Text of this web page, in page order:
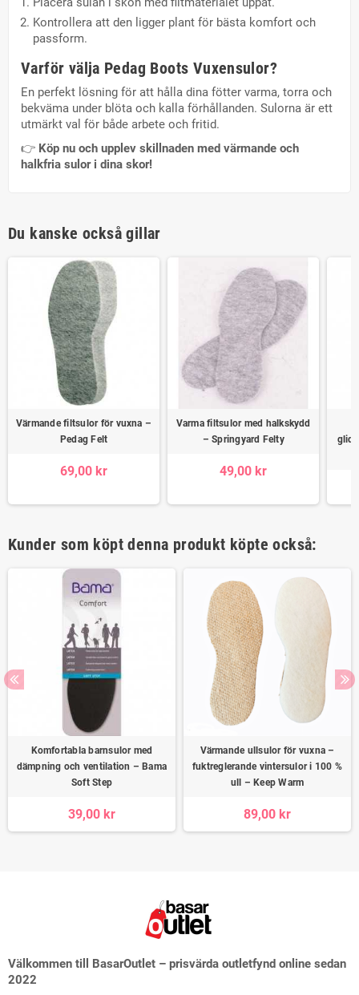
Kontrollera att den ligger plant för bästa komfort och
passform.
Varför välja Pedag Boots Vuxensulor?
En perfekt lösning för att hålla dina fötter varma, torra och
bekväma under blöta och kalla förhållanden. Sulorna är ett
utmärkt val för både arbete och fritid.
👉 Köp nu och upplev skillnaden med värmande och
halkfria sulor i dina skor!
Du kanske också gillar
Värmande filtsulor för vuxna –
Pedag Felt
69,00 kr
Varma filtsulor med halkskydd
– Springyard Felty
49,00 kr
Kunder som köpt denna produkt köpte också:
Komfortabla barnsulor med
dämpning och ventilation – Bama
Soft Step
39,00 kr
Värmande ullsulor för vuxna –
fuktreglerande vintersulor i 100 %
ull – Keep Warm
89,00 kr
Välkommen till BasarOutlet – prisvärda outletfynd online sedan
2022